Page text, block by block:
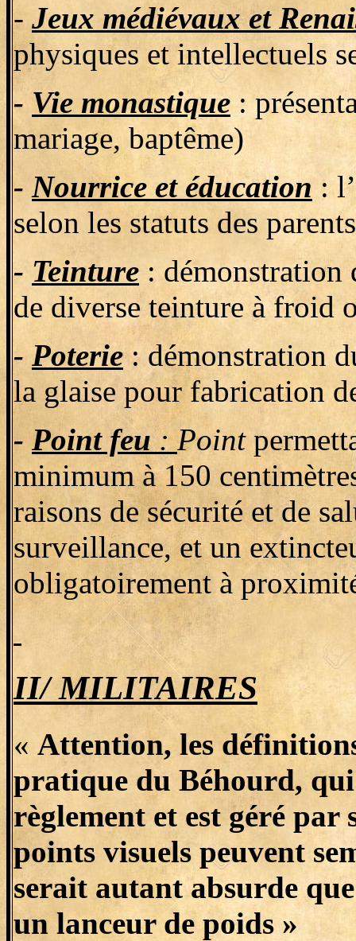
- Jeux médiévaux et
physiques et intellectuels
-Vie monastique :
mariage, baptême)
- Nourrice et éducation:
selon les statuts des
- Teinture : démonstration
de diverse teinture à froid
-Poterie: démonstration
la glaise pour fabrication
- Point feu:Point
minimum à 150
raisons de sécurité et de
surveillance, et un
obligatoirement à
II/ MILITAIRES
« Attention, les
pratique du Béhourd,
règlement et est géré
points visuels peuvent
serait autant absurde
un lanceur de poids »